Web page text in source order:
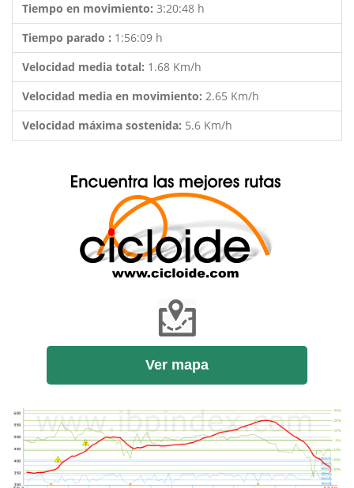
Tiempo en movimiento: 3:20:48 h
Tiempo parado : 1:56:09 h
Velocidad media total: 1.68 Km/h
Velocidad media en movimiento: 2.65 Km/h
Velocidad máxima sostenida: 5.6 Km/h
Ver mapa